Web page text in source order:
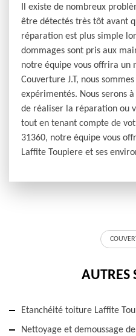
Il existe de nombreux
être détectés très tôt avant
réparation est plus simple
dommages sont pris aux
notre équipe vous offrira un
Couverture J.T, nous
expérimentés. Nous serons
de réaliser la réparation ou
tout en tenant compte de
31360, notre équipe vous
Laffite Toupiere et ses
AUTRES
Etanchéité toiture Laffite
Nettoyage et demoussage